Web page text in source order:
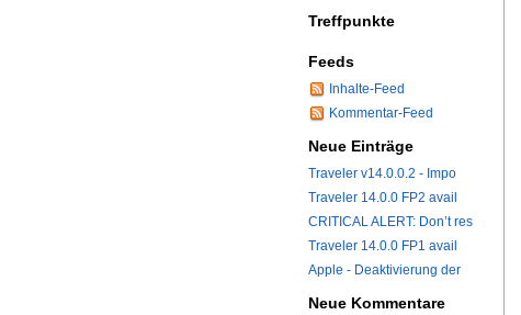
Treffpunkte
Feeds
Inhalte-Feed
Kommentar-Feed
Neue Einträge
Traveler v14.0.0.2 - Impo
Traveler 14.0.0 FP2 avail
CRITICAL ALERT: Don’t res
Traveler 14.0.0 FP1 avail
Apple - Deaktivierung der
Neue Kommentare